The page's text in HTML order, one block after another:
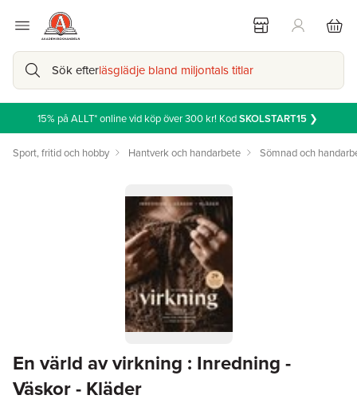
Sök efterläsglädje bland miljontals titlar
15% på ALLT* online vid köp över 300 kr! KodSKOLSTART15❯
Sport, fritid och hobby Hantverk och handarbete Sömnad och
En värld av virkning : Inredning -
Väskor - Kläder